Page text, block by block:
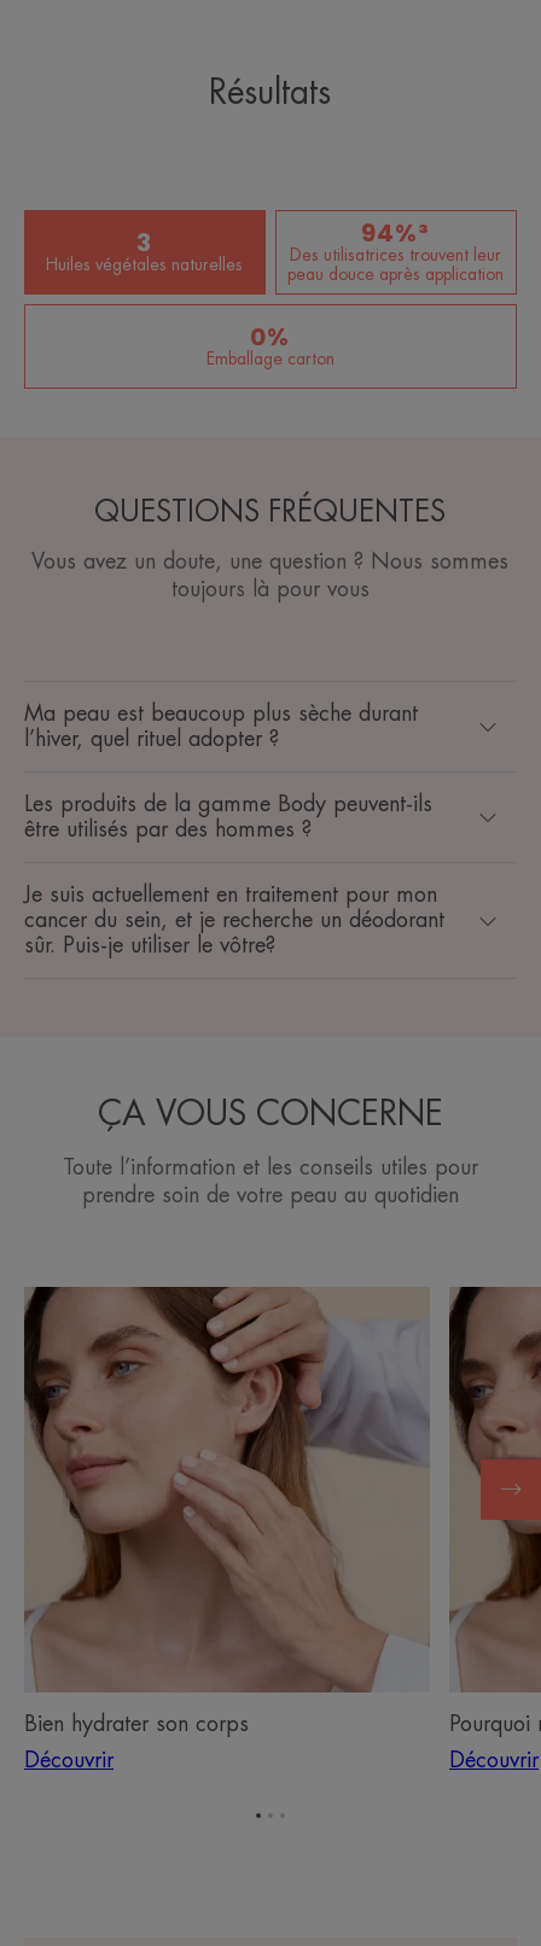
Résultats
3
Huiles végétales naturelles
94%³
Des utilisatrices trouvent leur
peau douce après application
0%
Emballage carton
QUESTIONS FRÉQUENTES
Vous avez un doute, une question ? Nous sommes
toujours là pour vous
Ma peau est beaucoup plus sèche durant
l’hiver, quel rituel adopter ?
Les produits de la gamme Body peuvent-ils
être utilisés par des hommes ?
Je suis actuellement en traitement pour mon
cancer du sein, et je recherche un déodorant
sûr. Puis-je utiliser le vôtre?
ÇA VOUS CONCERNE
Toute l’information et les conseils utiles pour
prendre soin de votre peau au quotidien
Découvrir
Bien
hydrater
son
corps
Bien hydrater son corps
Découvrir
Découvrir
Pourquoi
nourrir
sa
peau
?
Pourquoi
Découvrir